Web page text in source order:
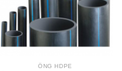
ỐNG HDPE